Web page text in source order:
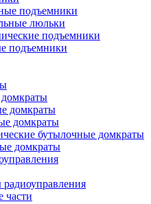
подъемники
люльки
подъемники
подъемники
домкраты
домкраты
бутылочные домкраты
домкраты
части